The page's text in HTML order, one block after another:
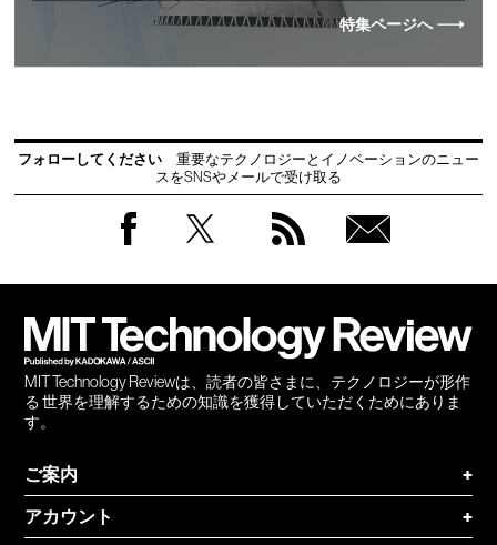
特集ページへ
フォローしてください
重要なテクノロジーとイノベーションのニュー
スをSNSやメールで受け取る
MIT Technology Reviewは、読者の皆さまに、テクノロジーが形作
る 世界を理解するための知識を獲得していただくためにありま
す。
ご案内
+
アカウント
+